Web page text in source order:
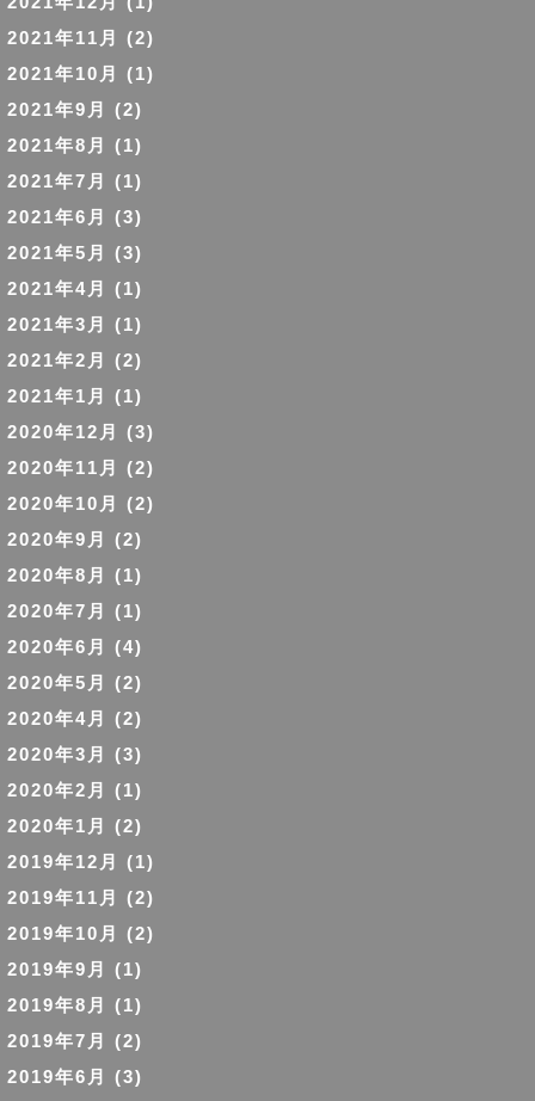
2021年11月
(2)
2021年10月
(1)
2021年9月
(2)
2021年8月
(1)
2021年7月
(1)
2021年6月
(3)
2021年5月
(3)
2021年4月
(1)
2021年3月
(1)
2021年2月
(2)
2021年1月
(1)
2020年12月
(3)
2020年11月
(2)
2020年10月
(2)
2020年9月
(2)
2020年8月
(1)
2020年7月
(1)
2020年6月
(4)
2020年5月
(2)
2020年4月
(2)
2020年3月
(3)
2020年2月
(1)
2020年1月
(2)
2019年12月
(1)
2019年11月
(2)
2019年10月
(2)
2019年9月
(1)
2019年8月
(1)
2019年7月
(2)
2019年6月
(3)